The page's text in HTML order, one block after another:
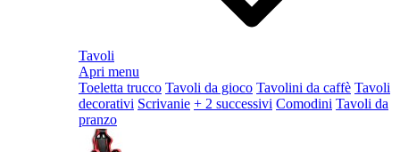
Tavoli
Apri menu
Toeletta trucco Tavoli da gioco Tavolini da caffè Tavoli
decorativi Scrivanie + 2 successivi Comodini Tavoli da
pranzo